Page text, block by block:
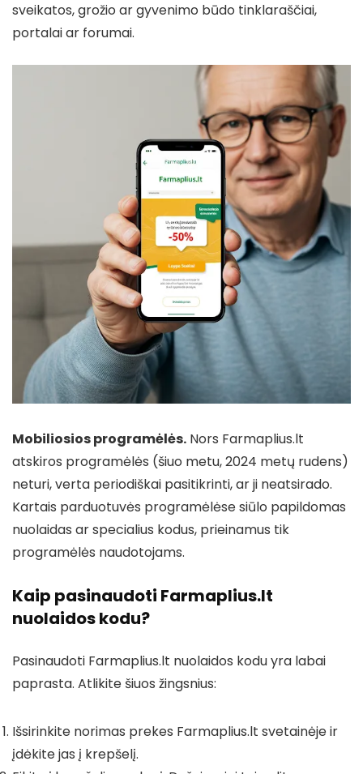
sveikatos, grožio ar gyvenimo būdo tinklaraščiai,
portalai ar forumai.
Mobiliosios programėlės. Nors Farmaplius.lt
atskiros programėlės (šiuo metu, 2024 metų rudens)
neturi, verta periodiškai pasitikrinti, ar ji neatsirado.
Kartais parduotuvės programėlėse siūlo papildomas
nuolaidas ar specialius kodus, prieinamus tik
programėlės naudotojams.
Kaip pasinaudoti Farmaplius.lt
nuolaidos kodu?
Pasinaudoti Farmaplius.lt nuolaidos kodu yra labai
paprasta. Atlikite šiuos žingsnius:
Išsirinkite norimas prekes Farmaplius.lt svetainėje ir
įdėkite jas į krepšelį.